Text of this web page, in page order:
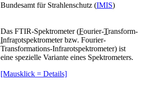
Bundesamt für Strahlenschutz (IMIS)
Das FTIR-Spektrometer (Fourier-Transform-
Infrarotspektrometer bzw. Fourier-
Transformations-Infrarotspektrometer) ist
eine spezielle Variante eines Spektrometers.
[Mausklick = Details]